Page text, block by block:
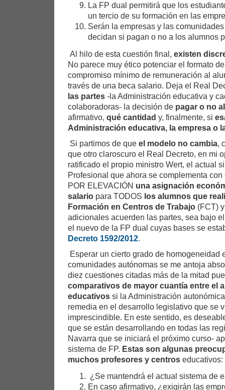
La FP dual permitirá que los
un tercio de su formación en las
Serán la empresas y las
decidan si pagan o no a los alumnos
Al hilo de esta cuestión final, existen
No parece muy ético potenciar el formato
compromiso mínimo de remuneración al
través de una beca salario. Deja el Real
las partes -la Administración educativa y
colaboradoras- la decisión de pagar o no
afirmativo, qué cantidad y, finalmente, si
Administración educativa, la empresa o
Si partimos de que el modelo no cambia,
que otro claroscuro el Real Decreto, en mi
ratificado el propio ministro Wert, el actual
Profesional que ahora se complementa
POR ELEVACIÓN una asignación
salario para TODOS los alumnos que
Formación en Centros de Trabajo (FCT)
adicionales acuerden las partes, sea bajo
el nuevo de la FP dual cuyas bases se
Decreto 1592/2012.
Esperar un cierto grado de homogeneidad
comunidades autónomas se me antoja
diez cuestiones citadas más de la mitad
comparativos de mayor cuantía entre el
educativos si la Administración
remedia en el desarrollo legislativo que se
imprescindible. En este sentido, es
que se están desarrollando en todas las
Navarra que se iniciará el próximo curso-
sistema de FP. Estas son algunas
muchos profesores y centros educativos:
¿Se mantendrá el actual sistema de
En caso afirmativo, ¿exigirán las